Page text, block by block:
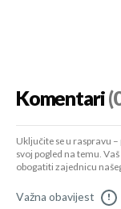
Komentari
Uključite se u raspravu
svoj pogled na temu.
obogatiti zajednicu
Važna obavijest !